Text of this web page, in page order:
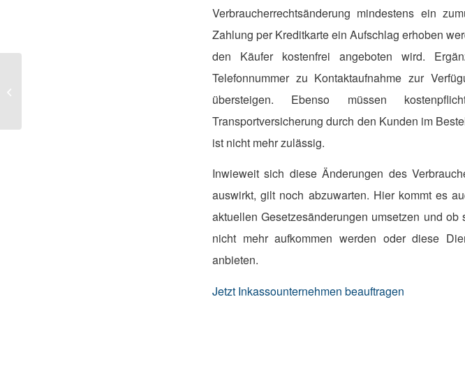
Verbraucherrechtsänderung mindestens ein
Zahlung per Kreditkarte ein Aufschlag erhoben
den Käufer kostenfrei angeboten wird.
Telefonnummer zu Kontaktaufnahme zur
übersteigen. Ebenso müssen
Transportversicherung durch den Kunden im
ist nicht mehr zulässig.
Inwieweit sich diese Änderungen des
auswirkt, gilt noch abzuwarten. Hier kommt es
aktuellen Gesetzesänderungen umsetzen und
nicht mehr aufkommen werden oder diese
anbieten.
Jetzt Inkassounternehmen beauftragen